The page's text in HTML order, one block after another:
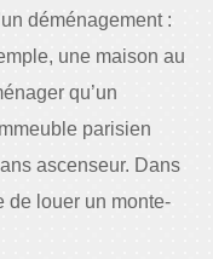
déménagement :
une maison au
qu’un
parisien
ascenseur. Dans
de louer un monte-